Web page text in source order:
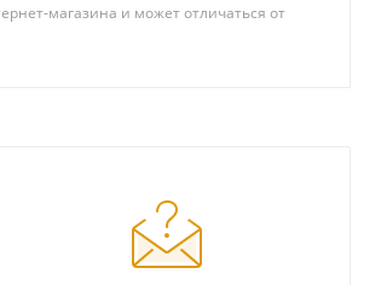
магазина и может отличаться от